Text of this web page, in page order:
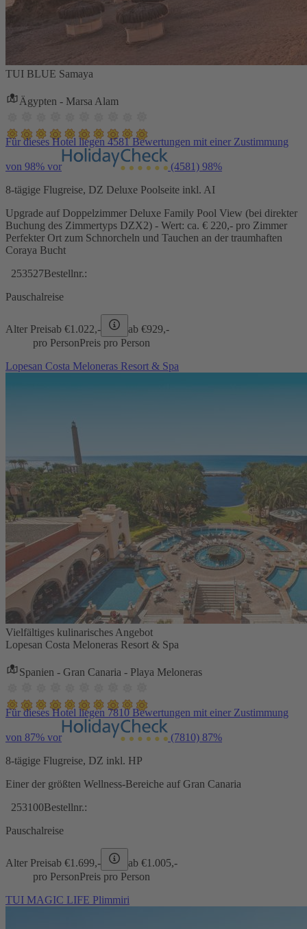
TUI BLUE Samaya
Ägypten - Marsa Alam
Für dieses Hotel liegen 4581 Bewertungen mit einer Zustimmung
von 98% vor (4581) 98%
8-tägige Flugreise, DZ Deluxe Poolseite inkl. AI
Upgrade auf Doppelzimmer Deluxe Family Pool View (bei direkter
Buchung des Zimmertyps DZX2) - Wert: ca. € 220,- pro Zimmer
Perfekter Ort zum Schnorcheln und Tauchen an der traumhaften
Coraya Bucht
253527Bestellnr.:
Pauschalreise
Alter Preisab €1.022,- ab €929,-
pro PersonPreis pro Person
Lopesan Costa Meloneras Resort & Spa
Vielfältiges kulinarisches Angebot
Lopesan Costa Meloneras Resort & Spa
Spanien - Gran Canaria - Playa Meloneras
Für dieses Hotel liegen 7810 Bewertungen mit einer Zustimmung
von 87% vor (7810) 87%
8-tägige Flugreise, DZ inkl. HP
Einer der größten Wellness-Bereiche auf Gran Canaria
253100Bestellnr.:
Pauschalreise
Alter Preisab €1.699,- ab €1.005,-
pro PersonPreis pro Person
TUI MAGIC LIFE Plimmiri